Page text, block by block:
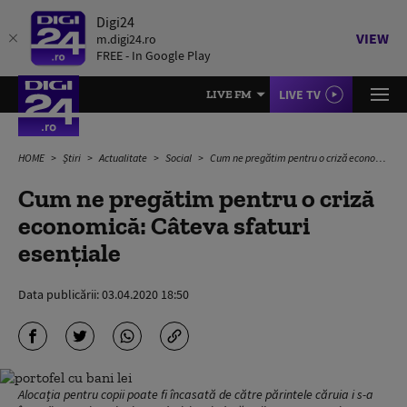
Digi24
m.digi24.ro
FREE - In Google Play
VIEW
LIVE FM LIVE TV
HOME Știri Actualitate Social Cum ne pregătim pentru o criză economică: Câteva sfaturi esențiale
Cum ne pregătim pentru o criză
economică: Câteva sfaturi
esențiale
Data publicării:03.04.2020 18:50
Alocația pentru copii poate fi încasată de către părintele căruia i s-a